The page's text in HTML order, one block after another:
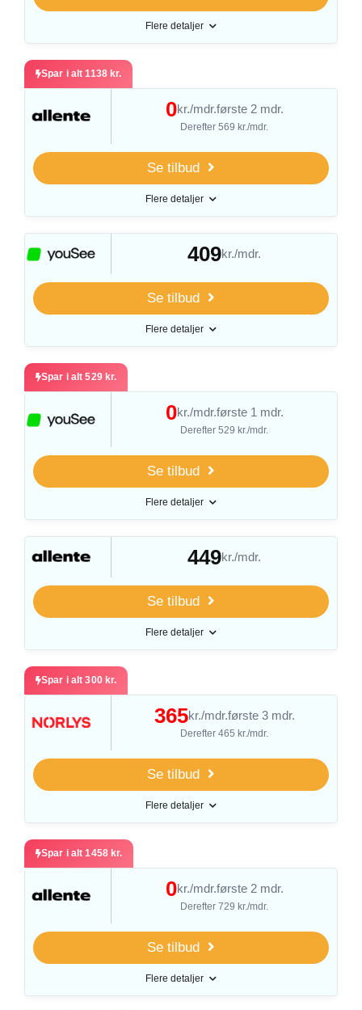
Flere detaljer
Spar i alt 1138 kr.
0kr./mdr.første 2 mdr.
Derefter 569 kr./mdr.
Se tilbud
Flere detaljer
409kr./mdr.
Se tilbud
Flere detaljer
Spar i alt 529 kr.
0kr./mdr.første 1 mdr.
Derefter 529 kr./mdr.
Se tilbud
Flere detaljer
449kr./mdr.
Se tilbud
Flere detaljer
Spar i alt 300 kr.
365kr./mdr.første 3 mdr.
Derefter 465 kr./mdr.
Se tilbud
Flere detaljer
Spar i alt 1458 kr.
0kr./mdr.første 2 mdr.
Derefter 729 kr./mdr.
Se tilbud
Flere detaljer